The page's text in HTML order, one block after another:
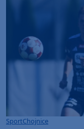
SportChojnice